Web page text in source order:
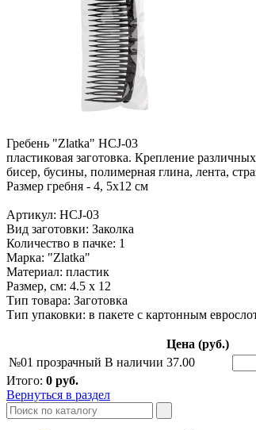
Гребень "Zlatka" HCJ-03
пластиковая заготовка. Крепление
бисер, бусины, полимерная глина, лента,
Размер гребня - 4, 5х12 см
Артикул: HCJ-03
Вид заготовки: Заколка
Количество в пачке: 1
Марка: "Zlatka"
Материал: пластик
Размер, см: 4.5 x 12
Тип товара: Заготовка
Тип упаковки: в пакете с картонным
Цена (руб.)
№01 прозрачный В наличии 37.00
Итого: 0 руб.
Вернуться в раздел